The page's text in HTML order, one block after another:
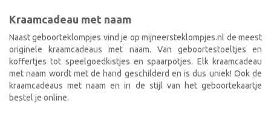
Kraamcadeau met naam
Naast geboorteklompjes vind je op mijneersteklompjes.nl de meest
originele kraamcadeaus met naam. Van geboortestoeltjes en
koffertjes tot speelgoedkistjes en spaarpotjes. Elk kraamcadeau
met naam wordt met de hand geschilderd en is dus uniek! Ook de
kraamcadeaus met naam en in de stijl van het geboortekaartje
bestel je online.